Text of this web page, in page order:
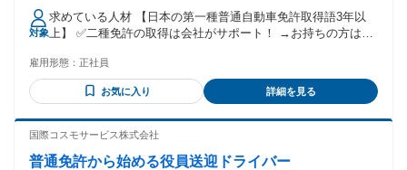
聞きながら 覚えられる環境があります。 今では道を覚えるこ
と自体が楽しく なりナビがなくてもスムーズに走れる ことを
この年になっても自分から学ぼうと 思えることが楽しいで
す。 ＜Bさん＞前職／上場企業製薬メーカー営業 Q. 入社のき
っかけは？ ￣￣￣￣￣￣￣￣￣￣￣ A. 前職では新卒から定
う 選択肢もありましたが、給与は半分で 仕事内容は同じとい
う条件だったため、 新しいことにチャレンジしようと 転職活
動を始めました。 年齢的に転職活動を始めても、 マンション
れる通勤・皆勤・家族手当金額：なし 全員に一律で支払われ
るその他手当金額：なし 月給40万円～ 初月月給40万円、以降
5ヶ月は月給35万円保障 ▼6ヶ月目以降 月給23万6000円+運転
手当 ※期間中に運転技術テスト実施 ▼運転手当について 乗
く振分けます。 収入変動の心配はほぼありません。
対象
求めている人材 【日本の第一種普通自動車免許取得語3年以
上】 ✅二種免許の取得は会社がサポート！ →お持ちの方は優
が、 必須項目ではございません※ ✅転職回数は不問です！ ✅
未経験者は全体の95％以上！ ✅年齢不問／性別不問／経験不
問 ✅未経験者歓迎／経験者歓迎 一次面接前に、会社説明会を
いますので、ぜひご参加ください♪ また、首都圏外の方には、
さい。 ⭐営業、販売、サービスなどの 接客経験があれば接遇
雇用形態： 正社員
お気に入り 詳細を見る
国際コスモサービス株式会社
普通免許から始める役員送迎ドライバー